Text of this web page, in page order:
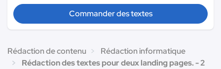
Commander des textes
Rédaction de contenu
Rédaction informatique
Rédaction des textes pour deux landing pages. - 2